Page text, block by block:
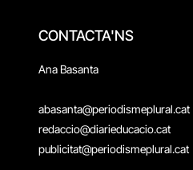
CONTACTA'NS
Ana Basanta
abasanta@periodismeplural.cat
redaccio@diarieducacio.cat
publicitat@periodismeplural.cat